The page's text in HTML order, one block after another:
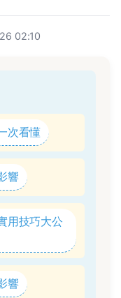
02:10
次看懂
響
用技巧大公
響